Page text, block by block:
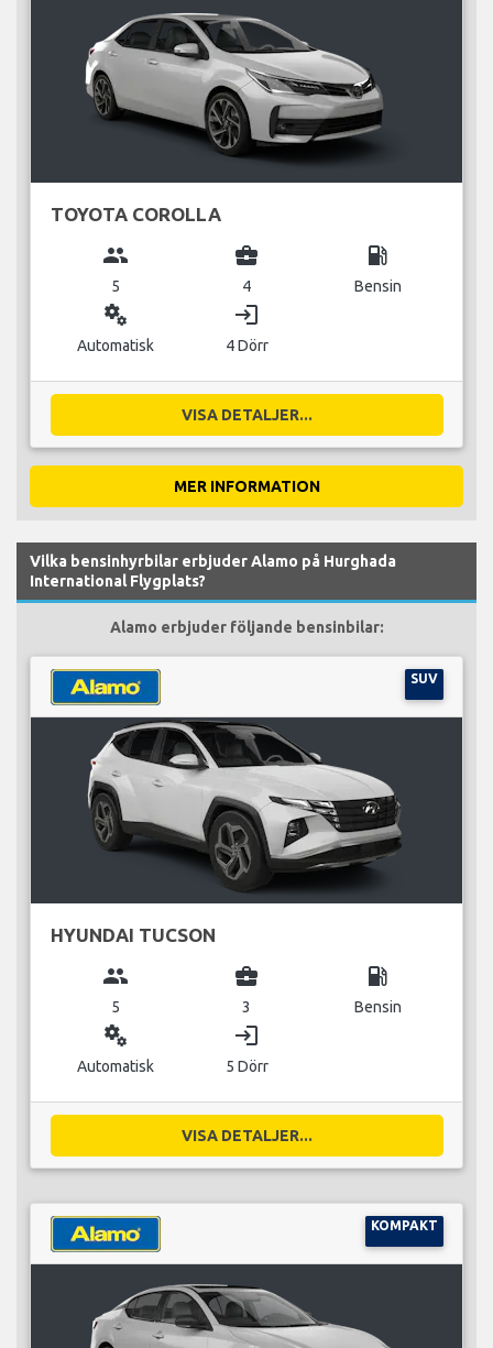
TOYOTA COROLLA
group
5
business_center
4
local_gas_station
Bensin
miscellaneous_services
Automatisk
login
4 Dörr
VISA DETALJER...
MER INFORMATION
Vilka bensinhyrbilar erbjuder Alamo på Hurghada
International Flygplats?
Alamo erbjuder följande bensinbilar:
SUV
HYUNDAI TUCSON
group
5
business_center
3
local_gas_station
Bensin
miscellaneous_services
Automatisk
login
5 Dörr
VISA DETALJER...
KOMPAKT